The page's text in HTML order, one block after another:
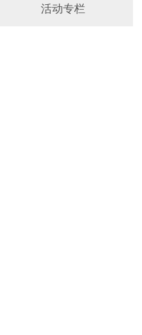
活动专栏